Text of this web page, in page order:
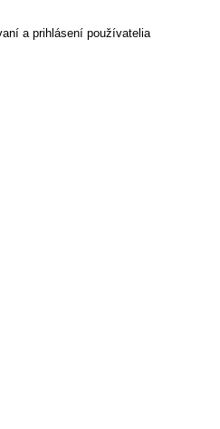
a prihlásení používatelia